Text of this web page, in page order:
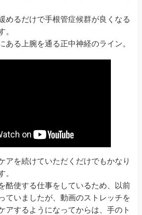
めるだけで手根管症候群が良くなる
。
ある上腕を通る正中神経のライン。
アを続けていただくだけでもかなり
。
酷使する仕事をしているため、以前
ていましたが、動画のストレッチを
アするようになってからは、手のト